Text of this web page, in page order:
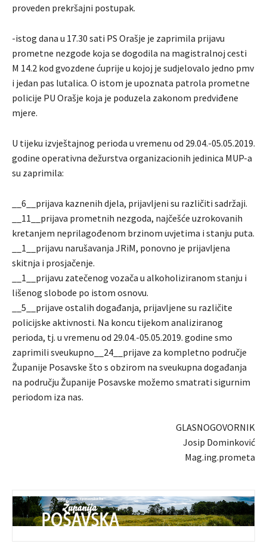
proveden prekršajni postupak.
-istog dana u 17.30 sati PS Orašje je zaprimila prijavu
prometne nezgode koja se dogodila na magistralnoj cesti
M 14.2 kod gvozdene ćuprije u kojoj je sudjelovalo jedno pmv
i jedan pas lutalica. O istom je upoznata patrola prometne
policije PU Orašje koja je poduzela zakonom predviđene
mjere.
U tijeku izvještajnog perioda u vremenu od 29.04.-05.05.2019.
godine operativna dežurstva organizacionih jedinica MUP-a
su zaprimila:
__6__prijava kaznenih djela, prijavljeni su različiti sadržaji.
__11__prijava prometnih nezgoda, najčešće uzrokovanih
kretanjem neprilagođenom brzinom uvjetima i stanju puta.
__1__prijavu narušavanja JRiM, ponovno je prijavljena
skitnja i prosjačenje.
__1__prijavu zatečenog vozača u alkoholiziranom stanju i
lišenog slobode po istom osnovu.
__5__prijave ostalih događanja, prijavljene su različite
policijske aktivnosti. Na koncu tijekom analiziranog
perioda, tj. u vremenu od 29.04.-05.05.2019. godine smo
zaprimili sveukupno__24__prijave za kompletno područje
Županije Posavske što s obzirom na sveukupna događanja
na području Županije Posavske možemo smatrati sigurnim
periodom iza nas.
GLASNOGOVORNIK
Josip Dominković
Mag.ing.prometa